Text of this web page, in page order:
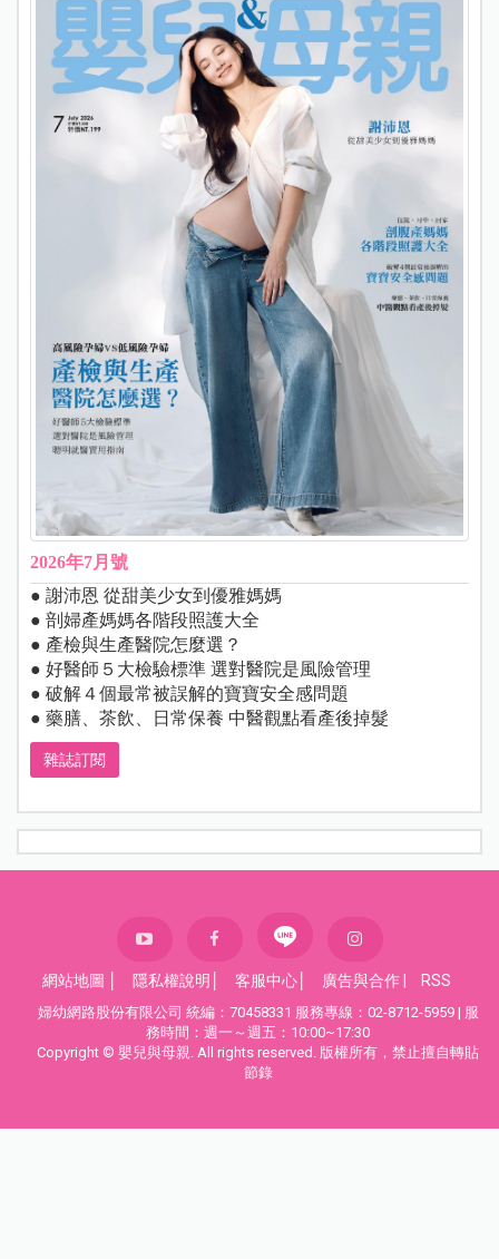
2026年7月號
● 謝沛恩 從甜美少女到優雅媽媽
● 剖婦產媽媽各階段照護大全
● 產檢與生產醫院怎麼選？
● 好醫師５大檢驗標準 選對醫院是風險管理
● 破解４個最常被誤解的寶寶安全感問題
● 藥膳、茶飲、日常保養 中醫觀點看產後掉髮
雜誌訂閱
網站地圖 隱私權說明 客服中心 廣告與合作 RSS
婦幼網路股份有限公司 統編：70458331 服務專線：02-8712-5959 | 服
務時間：週一～週五：10:00~17:30
Copyright © 嬰兒與母親. All rights reserved. 版權所有，禁止擅自轉貼
節錄